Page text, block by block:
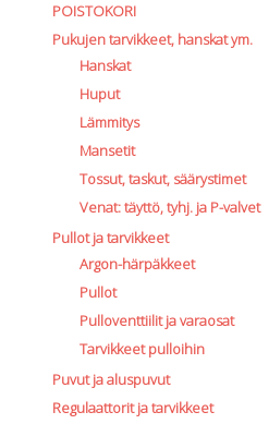
POISTOKORI
Pukujen tarvikkeet, hanskat ym.
Hanskat
Huput
Lämmitys
Mansetit
Tossut, taskut, säärystimet
Venat: täyttö, tyhj. ja P-valvet
Pullot ja tarvikkeet
Argon-härpäkkeet
Pullot
Pulloventtiilit ja varaosat
Tarvikkeet pulloihin
Puvut ja aluspuvut
Regulaattorit ja tarvikkeet